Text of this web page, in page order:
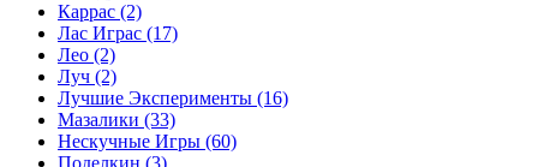
Каррас (2)
Лас Играс (17)
Лео (2)
Луч (2)
Лучшие Эксперименты (16)
Мазалики (33)
Нескучные Игры (60)
Поделкин (3)